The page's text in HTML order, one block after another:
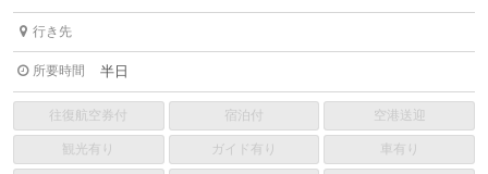
行き先
所要時間 半日
往復航空券付 宿泊付 空港送迎
観光有り ガイド有り 車有り